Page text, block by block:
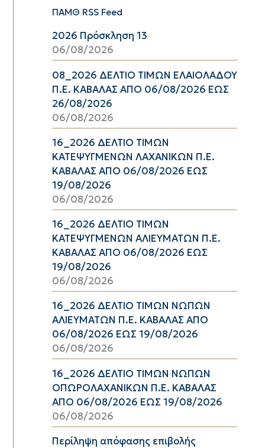
ΠΑΜΘ RSS Feed
2026 Πρόσκληση 13
06/08/2026
08_2026 ΔΕΛΤΙΟ ΤΙΜΩΝ ΕΛΑΙΟΛΑΔΟΥ
Π.Ε. ΚΑΒΑΛΑΣ ΑΠΟ 06/08/2026 ΕΩΣ
26/08/2026
06/08/2026
16_2026 ΔΕΛΤΙΟ ΤΙΜΩΝ
ΚΑΤΕΨΥΓΜΕΝΩΝ ΛΑΧΑΝΙΚΩΝ Π.Ε.
ΚΑΒΑΛΑΣ ΑΠΟ 06/08/2026 ΕΩΣ
19/08/2026
06/08/2026
16_2026 ΔΕΛΤΙΟ ΤΙΜΩΝ
ΚΑΤΕΨΥΓΜΕΝΩΝ ΑΛΙΕΥΜΑΤΩΝ Π.Ε.
ΚΑΒΑΛΑΣ ΑΠΟ 06/08/2026 ΕΩΣ
19/08/2026
06/08/2026
16_2026 ΔΕΛΤΙΟ ΤΙΜΩΝ ΝΩΠΩΝ
ΑΛΙΕΥΜΑΤΩΝ Π.Ε. ΚΑΒΑΛΑΣ ΑΠΟ
06/08/2026 ΕΩΣ 19/08/2026
06/08/2026
16_2026 ΔΕΛΤΙΟ ΤΙΜΩΝ ΝΩΠΩΝ
ΟΠΩΡΟΛΑΧΑΝΙΚΩΝ Π.Ε. ΚΑΒΑΛΑΣ
ΑΠΟ 06/08/2026 ΕΩΣ 19/08/2026
06/08/2026
Περίληψη απόφασης επιβολής